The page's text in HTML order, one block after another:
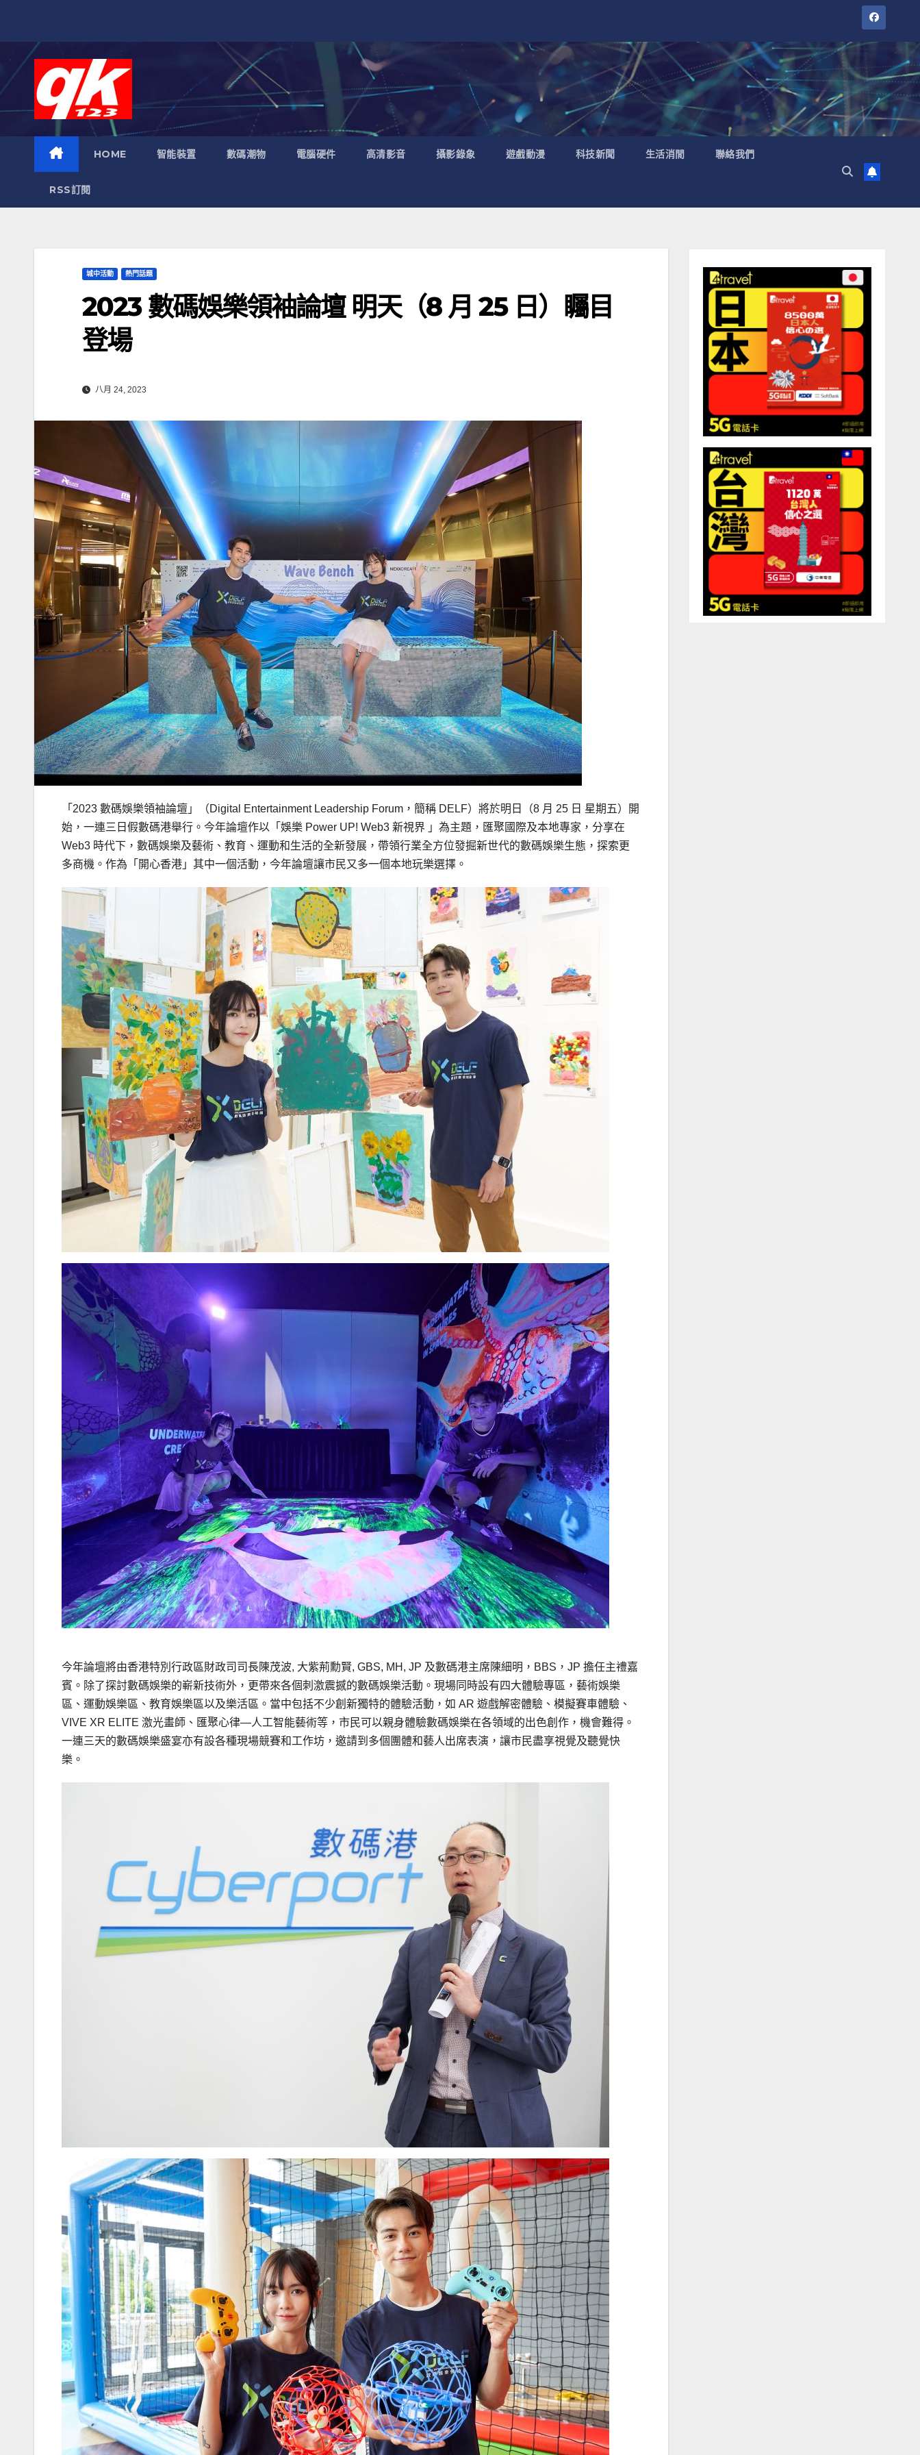
HOME 智能裝置 數碼潮物 電腦硬件 高清影音 攝影錄象 遊戲動漫 科技新聞 生活消閒 聯絡我們
RSS訂閱
城中活動 熱門話題
2023 數碼娛樂領袖論壇 明天（8 月 25 日）矚目
登場
八月 24, 2023
「2023 數碼娛樂領袖論壇」（Digital Entertainment Leadership Forum，簡稱 DELF）將於明日（8 月 25 日 星期五）開
始，一連三日假數碼港舉行。今年論壇作以「娛樂 Power UP! Web3 新視界 」為主題，匯聚國際及本地專家，分享在
Web3 時代下，數碼娛樂及藝術、教育、運動和生活的全新發展，帶領行業全方位發掘新世代的數碼娛樂生態，探索更
多商機。作為「開心香港」其中一個活動，今年論壇讓市民又多一個本地玩樂選擇。
今年論壇將由香港特別行政區財政司司長陳茂波, 大紫荊勳賢, GBS, MH, JP 及數碼港主席陳細明，BBS，JP 擔任主禮嘉
賓。除了探討數碼娛樂的嶄新技術外，更帶來各個刺激震撼的數碼娛樂活動。現場同時設有四大體驗專區，藝術娛樂
區、運動娛樂區、教育娛樂區以及樂活區。當中包括不少創新獨特的體驗活動，如 AR 遊戲解密體驗、模擬賽車體驗、
VIVE XR ELITE 激光畫師、匯聚心律—人工智能藝術等，市民可以親身體驗數碼娛樂在各領域的出色創作，機會難得。
一連三天的數碼娛樂盛宴亦有設各種現場競賽和工作坊，邀請到多個團體和藝人出席表演，讓市民盡享視覺及聽覺快
樂。